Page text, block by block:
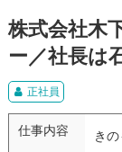
株式会社木
ー／社長は
正社員
仕事内容
き